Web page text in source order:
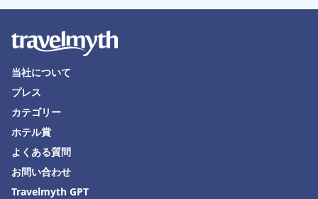
当社について
プレス
カテゴリー
ホテル賞
よくある質問
お問い合わせ
Travelmyth GPT